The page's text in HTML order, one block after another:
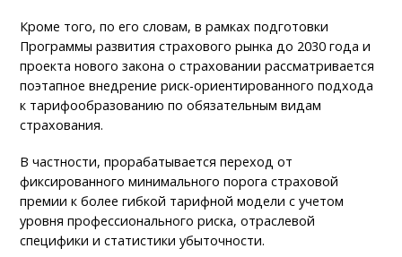
Кроме того, по его словам, в рамках подготовки
Программы развития страхового рынка до 2030 года и
проекта нового закона о страховании рассматривается
поэтапное внедрение риск-ориентированного подхода
к тарифообразованию по обязательным видам
страхования.
В частности, прорабатывается переход от
фиксированного минимального порога страховой
премии к более гибкой тарифной модели с учетом
уровня профессионального риска, отраслевой
специфики и статистики убыточности.